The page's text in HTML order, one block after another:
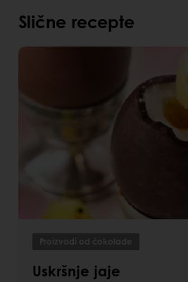
Slične recepte
Proizvodi od čokolade
Uskršnje jaje